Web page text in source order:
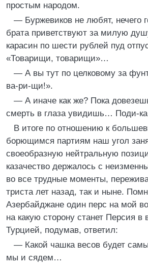
простым народом.
— Буржевиков не любят, нечего
брата приветствуют за милую
карасин по шести рублей пуд
«Товарищи, товарищи»…
— А вы тут по целковому за
ва-ри-щи!».
— А иначе как же? Пока
смерть в глаза увидишь… Поди-
В итоге по отношению к
борющимся партиям наш угол
своеобразную нейтральную
казачество держалось с
во все трудные моменты,
триста лет назад, так и ныне.
Азербайджане один перс на мой
на какую сторону станет Персия в
Турцией, подумав, ответил:
— Какой чашка весов будет
мы и сядем…